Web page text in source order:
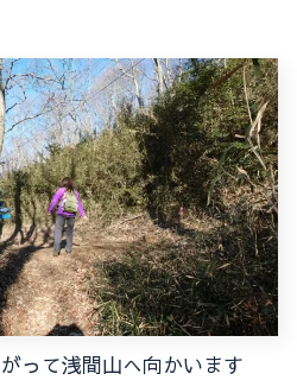
って浅間山へ向かいます